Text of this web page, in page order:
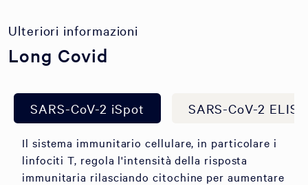
Ulteriori informazioni
Long Covid
SARS-CoV-2 iSpot SARS-CoV-2
Il sistema immunitario cellulare, in particolare i
linfociti T, regola l'intensità della risposta
immunitaria rilasciando citochine per aumentare